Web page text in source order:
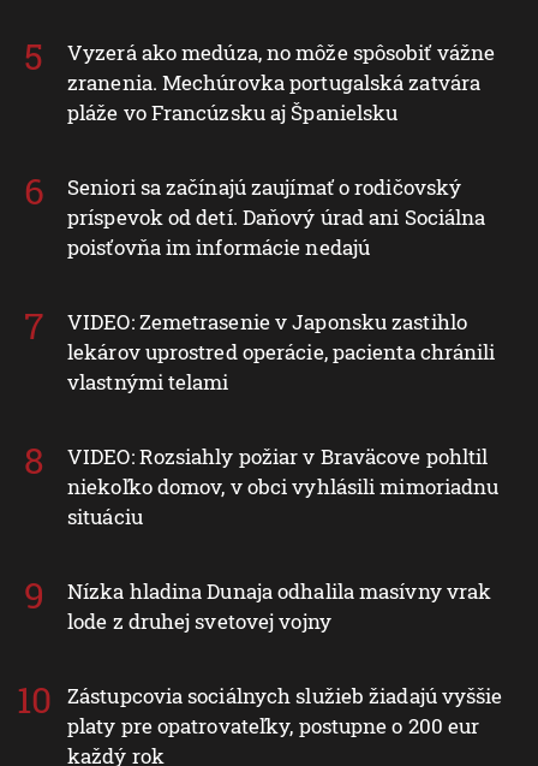
Vyzerá ako medúza, no môže spôsobiť vážne
zranenia. Mechúrovka portugalská zatvára
pláže vo Francúzsku aj Španielsku
Seniori sa začínajú zaujímať o rodičovský
príspevok od detí. Daňový úrad ani Sociálna
poisťovňa im informácie nedajú
VIDEO: Zemetrasenie v Japonsku zastihlo
lekárov uprostred operácie, pacienta chránili
vlastnými telami
VIDEO: Rozsiahly požiar v Braväcove pohltil
niekoľko domov, v obci vyhlásili mimoriadnu
situáciu
Nízka hladina Dunaja odhalila masívny vrak
lode z druhej svetovej vojny
Zástupcovia sociálnych služieb žiadajú vyššie
platy pre opatrovateľky, postupne o 200 eur
každý rok